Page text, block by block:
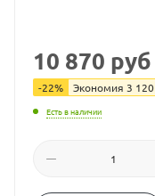
10 870 руб
-22% Экономия 3 120
Есть в наличии